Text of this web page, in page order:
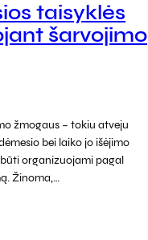
taisyklės
šarvojimo
žmogaus – tokiu atveju
bei laiko jo išėjimo
organizuojami pagal
Žinoma,…